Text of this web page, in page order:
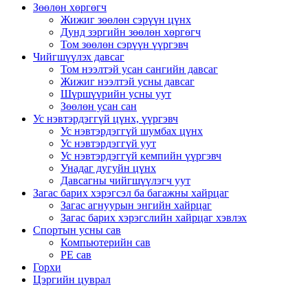
Зөөлөн хөргөгч
Жижиг зөөлөн сэрүүн цүнх
Дунд зэргийн зөөлөн хөргөгч
Том зөөлөн сэрүүн үүргэвч
Чийгшүүлэх давсаг
Том нээлтэй усан сангийн давсаг
Жижиг нээлтэй усны давсаг
Шүршүүрийн усны уут
Зөөлөн усан сан
Ус нэвтэрдэггүй цүнх, үүргэвч
Ус нэвтэрдэггүй шумбах цүнх
Ус нэвтэрдэггүй уут
Ус нэвтэрдэггүй кемпийн үүргэвч
Унадаг дугуйн цүнх
Давсагны чийгшүүлэгч уут
Загас барих хэрэгсэл ба багажны хайрцаг
Загас агнуурын энгийн хайрцаг
Загас барих хэрэгслийн хайрцаг хэвлэх
Спортын усны сав
Компьютерийн сав
PE сав
Горхи
Цэргийн цуврал